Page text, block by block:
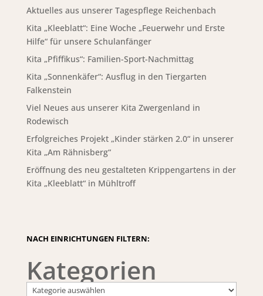
Aktuelles aus unserer Tagespflege Reichenbach
Kita „Kleeblatt“: Eine Woche „Feuerwehr und Erste
Hilfe“ für unsere Schulanfänger
Kita „Pfiffikus“: Familien-Sport-Nachmittag
Kita „Sonnenkäfer“: Ausflug in den Tiergarten
Falkenstein
Viel Neues aus unserer Kita Zwergenland in
Rodewisch
Erfolgreiches Projekt „Kinder stärken 2.0“ in unserer
Kita „Am Rähnisberg“
Eröffnung des neu gestalteten Krippengartens in der
Kita „Kleeblatt“ in Mühltroff
NACH EINRICHTUNGEN FILTERN:
Kategorien